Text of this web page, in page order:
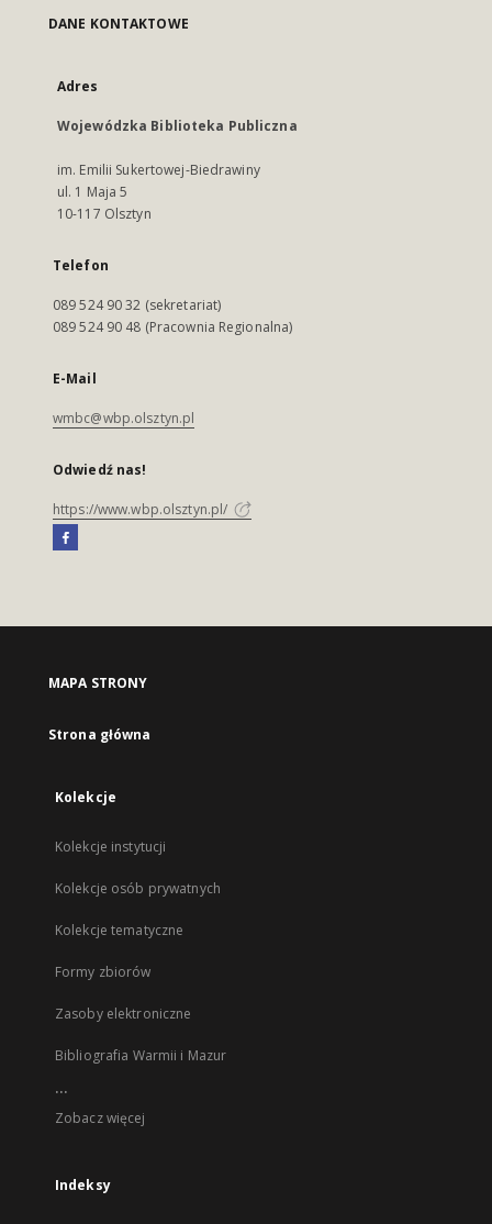
DANE KONTAKTOWE
Adres
Wojewódzka Biblioteka Publiczna
im. Emilii Sukertowej-Biedrawiny
ul. 1 Maja 5
10-117 Olsztyn
Telefon
089 524 90 32 (sekretariat)
089 524 90 48 (Pracownia Regionalna)
E-Mail
wmbc@wbp.olsztyn.pl
Odwiedź nas!
https://www.wbp.olsztyn.pl/
MAPA STRONY
Strona główna
Kolekcje
Kolekcje instytucji
Kolekcje osób prywatnych
Kolekcje tematyczne
Formy zbiorów
Zasoby elektroniczne
Bibliografia Warmii i Mazur
...
Zobacz więcej
Indeksy